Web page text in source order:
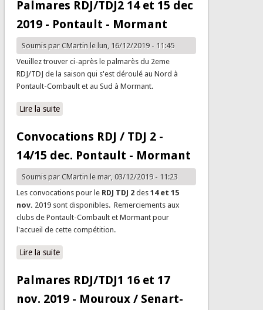
Palmares RDJ/TDJ2 14 et 15 dec
2019 - Pontault - Mormant
Soumis par CMartinle lun, 16/12/2019 - 11:45
Veuillez trouver ci-après le palmarès du 2eme
RDJ/TDJ de la saison qui s'est déroulé au Nord à
Pontault-Combault et au Sud à Mormant.
Lire la suitede Palmares RDJ/TDJ2 14 et 15 dec 2019 - Pontault -
Convocations RDJ / TDJ 2 -
14/15 dec. Pontault - Mormant
Soumis par CMartinle mar, 03/12/2019 - 11:23
Les convocations pour le RDJ TDJ 2des 14 et 15
nov. 2019 sont disponibles. Remerciements aux
clubs de Pontault-Combault et Mormant pour
l'accueil de cette compétition.
Lire la suitede Convocations RDJ / TDJ 2 - 14/15 dec. Pontault -
Palmares RDJ/TDJ1 16 et 17
nov. 2019 - Mouroux / Senart-